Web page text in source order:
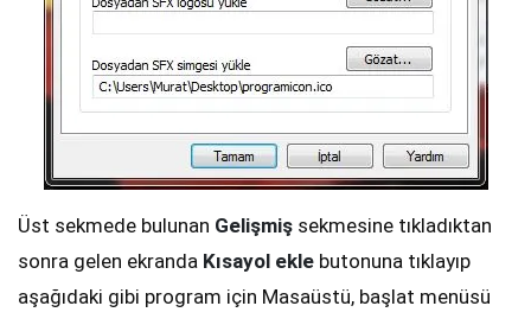
Üst sekmede bulunan Gelişmiş sekmesine tıkladıktan
sonra gelen ekranda Kısayol ekle butonuna tıklayıp
aşağıdaki gibi program için Masaüstü, başlat menüsü